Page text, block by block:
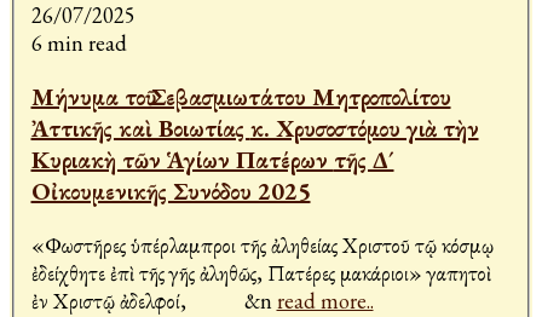
26/07/2025
6 min read
Μήνυμα τοῦ Σεβασμιωτάτου Μητροπολίτου
Ἀττικῆς καὶ Βοιωτίας κ. Χρυσοστόμου γιὰ τὴν
Κυριακὴ τῶν Ἁγίων Πατέρων τῆς Δ´
Οἰκουμενικῆς Συνόδου 2025
«Φωστῆρες ὑπέρλαμπροι τῆς ἀληθείας Χριστοῦ τῷ κόσμῳ
ἐδείχθητε ἐπὶ τῆς γῆς ἀληθῶς, Πατέρες μακάριοι» Ἀγαπητοὶ
ἐν Χριστῷ ἀδελφοί, &nread more..